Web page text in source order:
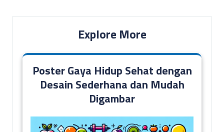
Explore More
Poster Gaya Hidup Sehat dengan
Desain Sederhana dan Mudah
Digambar